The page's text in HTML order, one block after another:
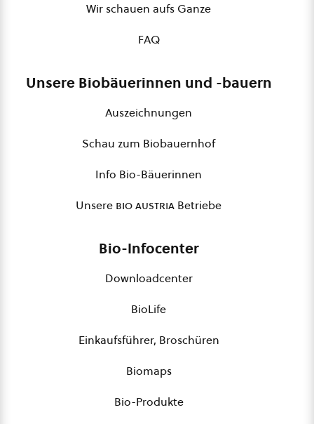
Wir schauen aufs Ganze
FAQ
Unsere Biobäuerinnen und -bauern
Auszeichnungen
Schau zum Biobauernhof
Info Bio-Bäuerinnen
Unsere bio austria Betriebe
Bio-Infocenter
Downloadcenter
BioLife
Einkaufsführer, Broschüren
Biomaps
Bio-Produkte